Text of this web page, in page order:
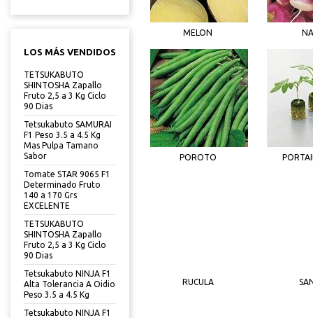
LOS MÁS VENDIDOS
TETSUKABUTO
SHINTOSHA Zapallo
Fruto 2,5 a 3 Kg Ciclo
90 Dias
Tetsukabuto SAMURAI
F1 Peso 3.5 a 4.5 Kg
Mas Pulpa Tamano
Sabor
Tomate STAR 9065 F1
Determinado Fruto
140 a 170 Grs
EXCELENTE
TETSUKABUTO
SHINTOSHA Zapallo
Fruto 2,5 a 3 Kg Ciclo
90 Dias
Tetsukabuto NINJA F1
Alta Tolerancia A Oidio
Peso 3.5 a 4.5 Kg
Tetsukabuto NINJA F1
MELON
POROTO
RUCULA